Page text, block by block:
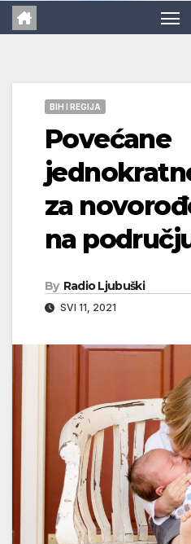
BIH I REGIJA
Povećane
za
na
By Radio Ljubuški
SVI 11, 2021